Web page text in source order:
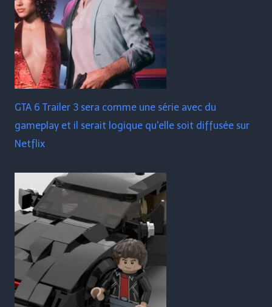
GTA 6 Trailer 3 sera comme une série avec du
gameplay et il serait logique qu'elle soit diffusée sur
Netflix